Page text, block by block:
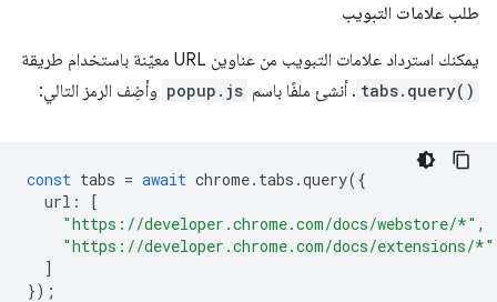
طلب علامات التبويب
يمكنك استرداد علامات التبويب من عناوين URL معيّنة باستخدام طريقة
tabs.query() . أنشئ ملفًا باسم popup.js وأضِف الرمز التالي:
const tabs = await chrome. tabs .query({
url :
[
"https://developer.chrome.com/docs/webstore/*" ,
"https://developer.chrome.com/docs/extensions/*"
]
});